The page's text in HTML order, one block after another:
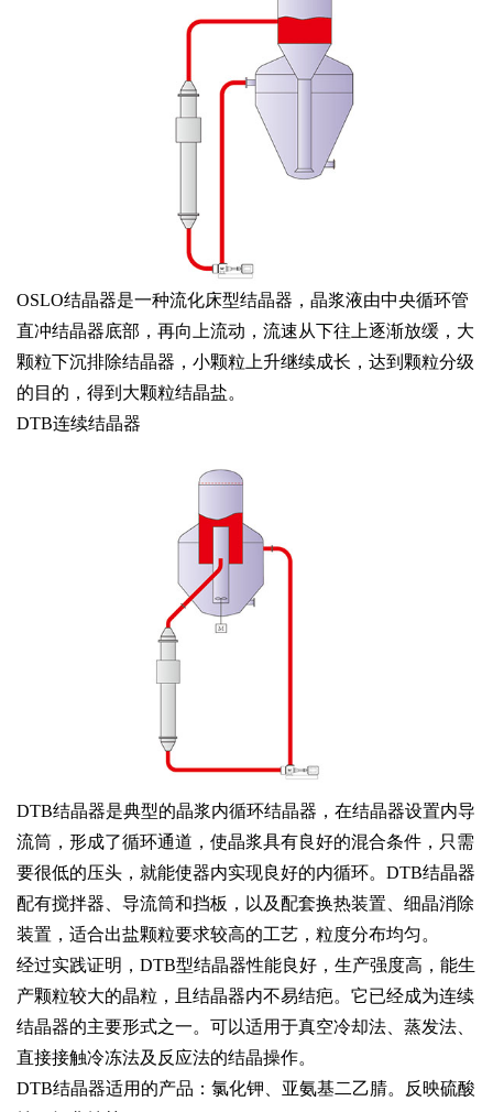
OSLO结晶器是一种流化床型结晶器，晶浆液由中央循环管
直冲结晶器底部，再向上流动，流速从下往上逐渐放缓，大
颗粒下沉排除结晶器，小颗粒上升继续成长，达到颗粒分级
的目的，得到大颗粒结晶盐。
DTB连续结晶器
DTB结晶器是典型的晶浆内循环结晶器，在结晶器设置内导
流筒，形成了循环通道，使晶浆具有良好的混合条件，只需
要很低的压头，就能使器内实现良好的内循环。DTB结晶器
配有搅拌器、导流筒和挡板，以及配套换热装置、细晶消除
装置，适合出盐颗粒要求较高的工艺，粒度分布均匀。
经过实践证明，DTB型结晶器性能良好，生产强度高，能生
产颗粒较大的晶粒，且结晶器内不易结疤。它已经成为连续
结晶器的主要形式之一。可以适用于真空冷却法、蒸发法、
直接接触冷冻法及反应法的结晶操作。
DTB结晶器适用的产品：氯化钾、亚氨基二乙腈。反映硫酸